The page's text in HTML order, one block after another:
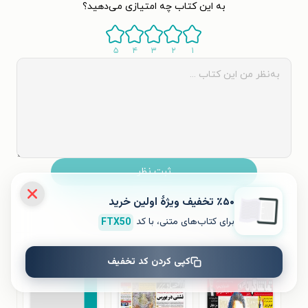
به این کتاب چه امتیازی می‌دهید؟
۱ ۲ ۳ ۴ ۵
ثبت نظر
نظری برای کتاب ثبت نشده است.
کتاب‌های مشابه
٪۵۰ تخفیف ویژۀ اولین خرید
برای کتاب‌های متنی، با کد FTX50
کپی کردن کد تخفیف